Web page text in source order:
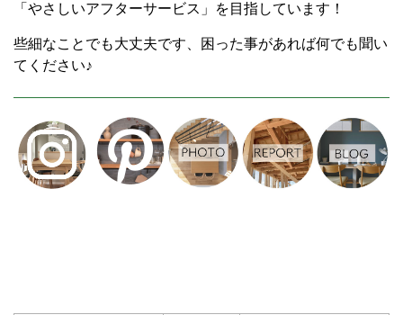
「やさしいアフターサービス」を目指しています！
些細なことでも大丈夫です、困った事があれば何でも聞い
てください♪